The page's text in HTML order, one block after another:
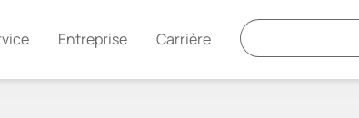
Entreprise Carrière